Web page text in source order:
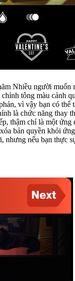
Pro để
màu cảnh quay,
cách bạn muốn. Bài viết liên quan
một ứng dụng video
bản quyền khỏi
người, nhưng nếu